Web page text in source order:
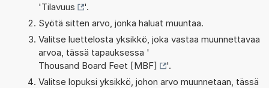
'Tilavuus
'.
Syötä sitten arvo, jonka haluat muuntaa.
Valitse luettelosta yksikkö, joka vastaa muunnettavaa
arvoa, tässä tapauksessa '
Thousand Board Feet [MBF]
'.
Valitse lopuksi yksikkö, johon arvo muunnetaan, tässä